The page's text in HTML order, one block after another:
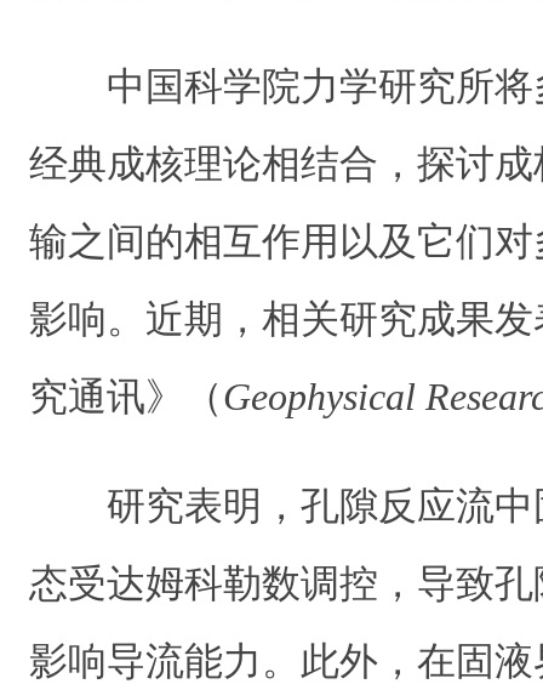
中国科学院力学研究所
经典成核理论相结合，探讨
输之间的相互作用以及它们
影响。近期，相关研究成果
究通讯》（Geophysical
研究表明，孔隙反应流
态受达姆科勒数调控，导致
影响导流能力。此外，在固